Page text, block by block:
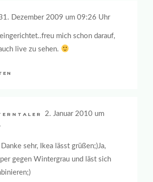
Dezember 2009 um 09:26 Uhr
mich schon darauf,
live zu sehen.
2. Januar 2010 um
sehr, Ikea lässt grüßen;)Ja,
gegen Wintergrau und läst sich